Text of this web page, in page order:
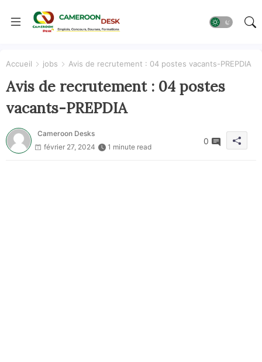
Accueil jobs Avis de recrutement : 04 postes vacants-PREPDIA
Avis de recrutement : 04 postes
vacants-PREPDIA
Cameroon Desks
février 27, 2024
1 minute read
0